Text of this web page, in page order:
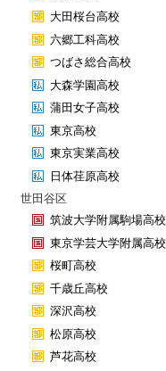
大田桜台高校
六郷工科高校
つばさ総合高校
大森学園高校
蒲田女子高校
東京高校
東京実業高校
日体荏原高校
世田谷区
筑波大学附属駒場高校
東京学芸大学附属高校
桜町高校
千歳丘高校
深沢高校
松原高校
芦花高校